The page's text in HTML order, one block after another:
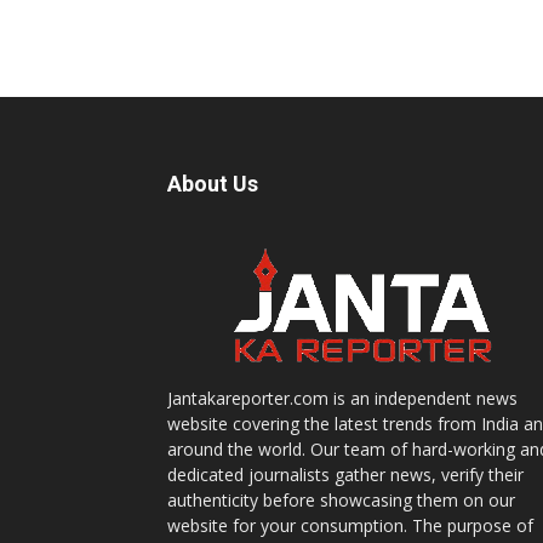
About Us
Jantakareporter.com is an independent news
website covering the latest trends from India
around the world. Our team of hard-working
dedicated journalists gather news, verify their
authenticity before showcasing them on our
website for your consumption. The purpose of